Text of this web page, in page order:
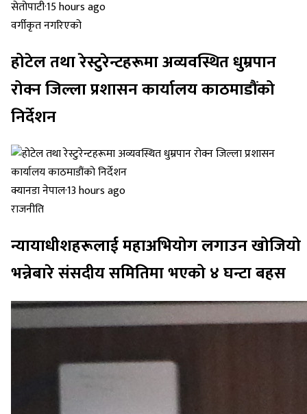
सेतोपाटी·15 hours ago
वर्गीकृत नगरिएको
होटेल तथा रेस्टुरेन्टहरूमा अव्यवस्थित धुम्रपान
रोक्न जिल्ला प्रशासन कार्यालय काठमाडौंको
निर्देशन
क्यानडा नेपाल·13 hours ago
राजनीति
न्यायाधीशहरूलाई महाअभियोग लगाउन खोजियो
भन्नेबारे संसदीय समितिमा भएको ४ घन्टा बहस